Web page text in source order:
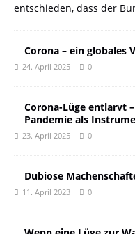
entschieden, dass der
Corona – ein globales
24. April 2025 0
Corona-Lüge entlarvt
Pandemie als
23. April 2025 0
Dubiose
11. April 2023 0